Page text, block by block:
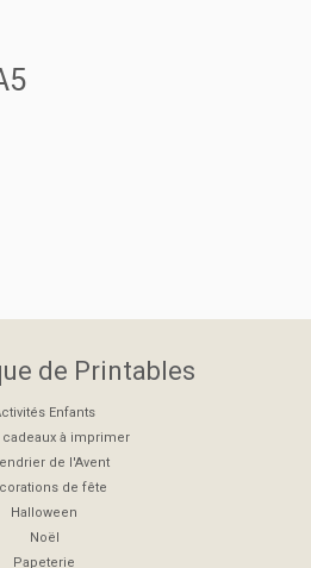
de Printables
Enfants
cadeaux à imprimer
de l'Avent
de fête
Halloween
Noël
Papeterie